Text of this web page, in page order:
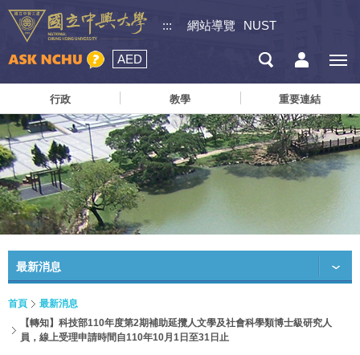
::: 網站導覽 NUST
AED
行政 教學 重要連結
最新消息
首頁
最新消息
【轉知】科技部110年度第2期補助延攬人文學及社會科學類博士級研究人
員，線上受理申請時間自110年10月1日至31日止